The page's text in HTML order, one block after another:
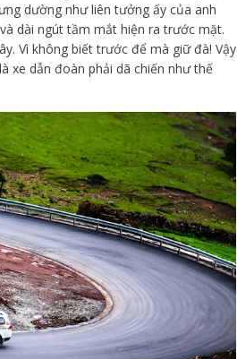
dường như liên tưởng ấy của anh
dài ngút tầm mắt hiện ra trước mặt.
Vì không biết trước để mà giữ đà! Vậy
xe dẫn đoàn phải dã chiến như thế